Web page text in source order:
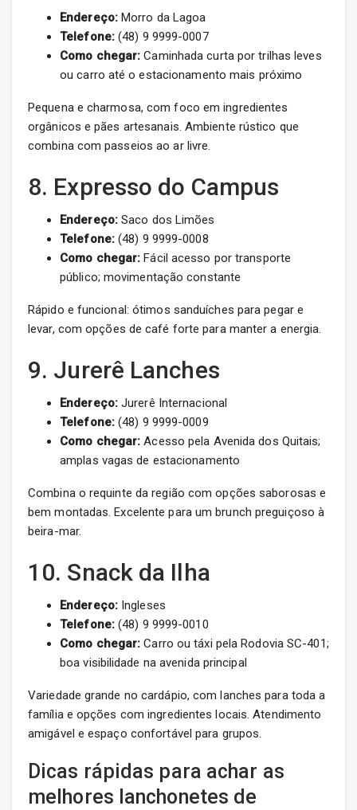
Endereço:Morro da Lagoa
Telefone:(48) 9 9999-0007
Como chegar: Caminhada curta por trilhas leves
ou carro até o estacionamento mais próximo
Pequena e charmosa, com foco em ingredientes
orgânicos e pães artesanais. Ambiente rústico que
combina com passeios ao ar livre.
8. Expresso do Campus
Endereço:Saco dos Limões
Telefone:(48) 9 9999-0008
Como chegar: Fácil acesso por transporte
público; movimentação constante
Rápido e funcional: ótimos sanduíches para pegar e
levar, com opções de café forte para manter a energia.
9. Jurerê Lanches
Endereço:Jurerê Internacional
Telefone:(48) 9 9999-0009
Como chegar: Acesso pela Avenida dos Quitais;
amplas vagas de estacionamento
Combina o requinte da região com opções saborosas e
bem montadas. Excelente para um brunch preguiçoso à
beira-mar.
10. Snack da Ilha
Endereço:Ingleses
Telefone:(48) 9 9999-0010
Como chegar: Carro ou táxi pela Rodovia SC-401;
boa visibilidade na avenida principal
Variedade grande no cardápio, com lanches para toda a
família e opções com ingredientes locais. Atendimento
amigável e espaço confortável para grupos.
Dicas rápidas para achar as
melhores lanchonetes de